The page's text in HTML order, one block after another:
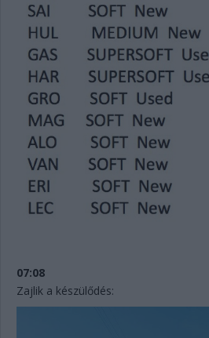
07:08
Zajlik a készülődés: